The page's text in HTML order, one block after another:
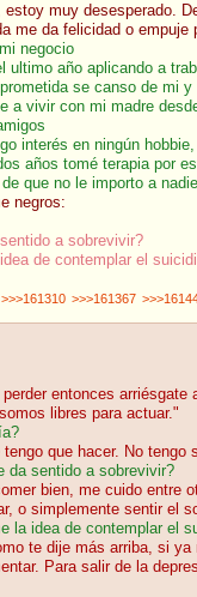
estoy muy desesperado.
me da felicidad o empuje
negocio
ultimo año aplicando a
se canso de mi
a vivir con mi madre
interés en ningún
años tomé terapia por
que no le importo a nadie
negros:
a sobrevivir?
de contemplar el
>>>161310 >>>161367
entonces
libres para actuar."
que hacer. No
da sentido a sobrevivir?
bien, me cuido
o simplemente sentir el
la idea de contemplar el
te dije más arriba, si
Para salir de la